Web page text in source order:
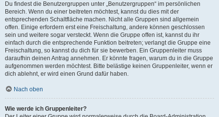
Du findest die Benutzergruppen unter „Benutzergruppen“ im persönlichen
Bereich. Wenn du einer beitreten möchtest, kannst du dies mit der
entsprechenden Schaltfläche machen. Nicht alle Gruppen sind allgemein
offen. Einige erfordern erst eine Freischaltung, andere können geschlossen
sein und weitere sogar versteckt. Wenn die Gruppe offen ist, kannst du ihr
einfach durch die entsprechende Funktion beitreten; verlangt die Gruppe eine
Freischaltung, so kannst du dich für sie bewerben. Ein Gruppenleiter muss
daraufhin deinen Antrag annehmen. Er könnte fragen, warum du in die Gruppe
aufgenommen werden möchtest. Bitte belästige keinen Gruppenleiter, wenn er
dich ablehnt, er wird einen Grund dafür haben.
Nach oben
Wie werde ich Gruppenleiter?